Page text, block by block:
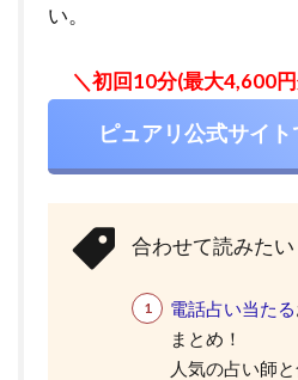
い。
＼初回10分(最大4,600
ピュアリ公式サイ
合わせて読みたい
電話占い当たる
まとめ！
人気の占い師